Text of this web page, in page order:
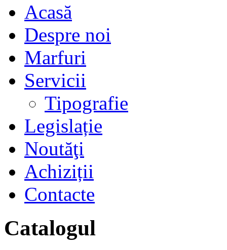
Acasă
Despre noi
Marfuri
Servicii
Tipografie
Legislație
Noutăţi
Achiziții
Contacte
Catalogul